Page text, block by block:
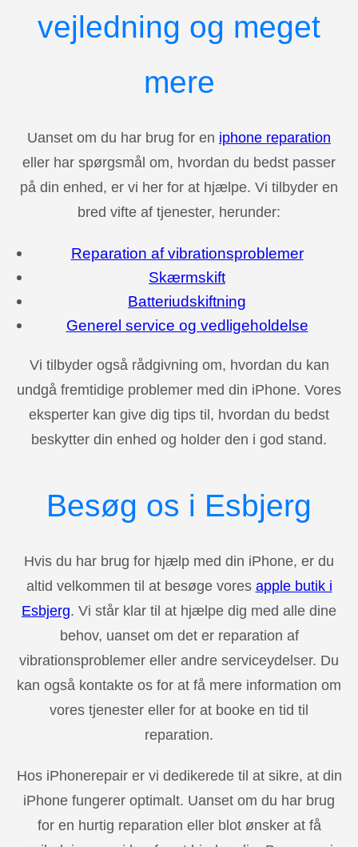
vejledning og meget
mere
Uanset om du har brug for en iphone reparation
eller har spørgsmål om, hvordan du bedst passer
på din enhed, er vi her for at hjælpe. Vi tilbyder en
bred vifte af tjenester, herunder:
Reparation af vibrationsproblemer
Skærmskift
Batteriudskiftning
Generel service og vedligeholdelse
Vi tilbyder også rådgivning om, hvordan du kan
undgå fremtidige problemer med din iPhone. Vores
eksperter kan give dig tips til, hvordan du bedst
beskytter din enhed og holder den i god stand.
Besøg os i Esbjerg
Hvis du har brug for hjælp med din iPhone, er du
altid velkommen til at besøge vores apple butik i
Esbjerg. Vi står klar til at hjælpe dig med alle dine
behov, uanset om det er reparation af
vibrationsproblemer eller andre serviceydelser. Du
kan også kontakte os for at få mere information om
vores tjenester eller for at booke en tid til
reparation.
Hos iPhonerepair er vi dedikerede til at sikre, at din
iPhone fungerer optimalt. Uanset om du har brug
for en hurtig reparation eller blot ønsker at få